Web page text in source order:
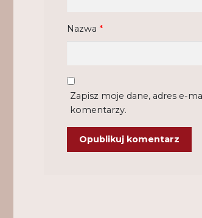
Nazwa *
Zapisz moje dane, adres e-
komentarzy.